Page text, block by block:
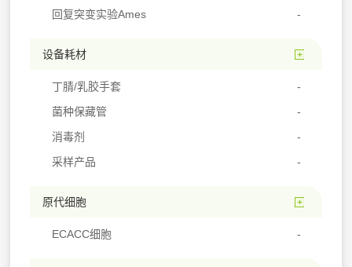
回复突变实验Ames
设备耗材
丁腈/乳胶手套
菌种保藏管
消毒剂
采样产品
原代细胞
ECACC细胞